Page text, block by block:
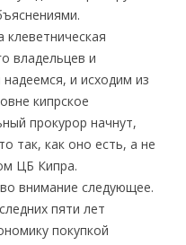
владельцев и
и исходим из
кипрское
прокурор начнут,
так, как оно есть, а не
ЦБ Кипра.
внимание следующее.
пяти лет
покупкой